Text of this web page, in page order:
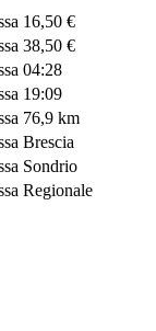
16,50 €
38,50 €
04:28
19:09
76,9 km
Brescia
Sondrio
Regionale